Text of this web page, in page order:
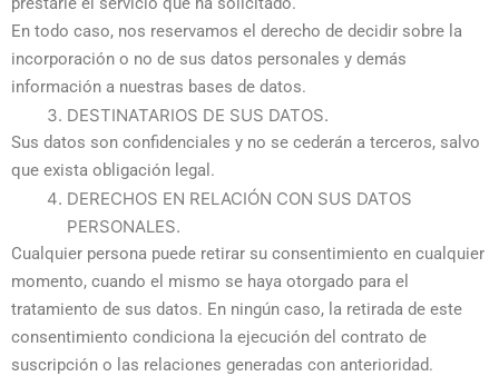
En todo caso, nos reservamos el derecho de decidir sobre la
incorporación o no de sus datos personales y demás
información a nuestras bases de datos.
DESTINATARIOS DE SUS DATOS.
Sus datos son confidenciales y no se cederán a terceros, salvo
que exista obligación legal.
DERECHOS EN RELACIÓN CON SUS DATOS
PERSONALES.
Cualquier persona puede retirar su consentimiento en cualquier
momento, cuando el mismo se haya otorgado para el
tratamiento de sus datos. En ningún caso, la retirada de este
consentimiento condiciona la ejecución del contrato de
suscripción o las relaciones generadas con anterioridad.